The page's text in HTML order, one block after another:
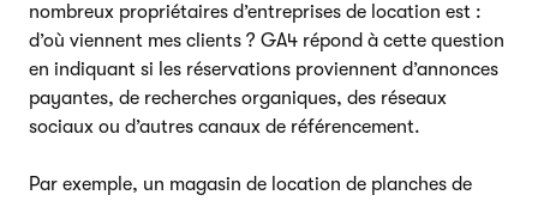
nombreux propriétaires d’entreprises de location est :
d’où viennent mes clients ? GA4 répond à cette question
en indiquant si les réservations proviennent d’annonces
payantes, de recherches organiques, des réseaux
sociaux ou d’autres canaux de référencement.
Par exemple, un magasin de location de planches de